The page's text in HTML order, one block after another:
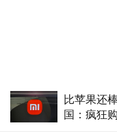
比苹果还
国：疯狂
宝、大疆